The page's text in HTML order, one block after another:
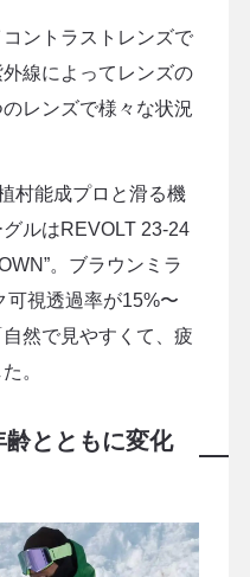
ントラストレンズで
線によってレンズの
レンズで様々な状況
村能成プロと滑る機
ルはREVOLT 23-24
。ブラウンミラ
可視透過率が15%〜
然で見やすくて、疲
。
齢とともに変化